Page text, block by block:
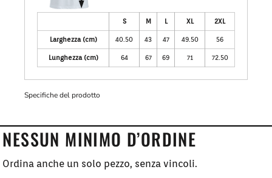
S M L XL 2XL
Larghezza (cm) 40.50 43 47 49.50 56
Lunghezza (cm) 64 67 69 71 72.50
Specifiche del prodotto
NESSUN MINIMO D’ORDINE
Ordina anche un solo pezzo, senza vincoli.